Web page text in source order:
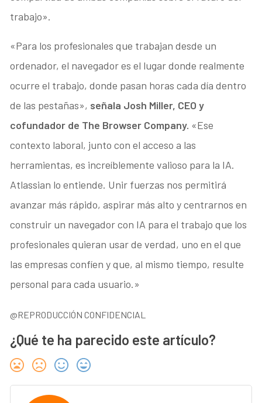
trabajo».
«Para los profesionales que trabajan desde un
ordenador, el navegador es el lugar donde realmente
ocurre el trabajo, donde pasan horas cada día dentro
de las pestañas», señala Josh Miller, CEO y
cofundador de The Browser Company. «Ese
contexto laboral, junto con el acceso a las
herramientas, es increíblemente valioso para la IA.
Atlassian lo entiende. Unir fuerzas nos permitirá
avanzar más rápido, aspirar más alto y centrarnos en
construir un navegador con IA para el trabajo que los
profesionales quieran usar de verdad, uno en el que
las empresas confíen y que, al mismo tiempo, resulte
personal para cada usuario.»
@REPRODUCCIÓN CONFIDENCIAL
¿Qué te ha parecido este artículo?